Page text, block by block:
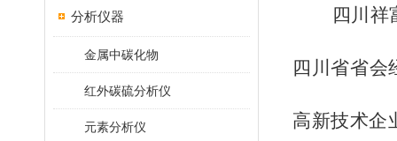
分析仪器
金属中碳化物
红外碳硫分析仪
元素分析仪
四川
四川省省会
高新技术企